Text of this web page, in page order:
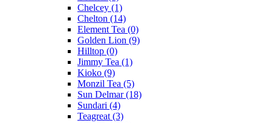
Chelcey (1)
Chelton (14)
Element Tea (0)
Golden Lion (9)
Hilltop (0)
Jimmy Tea (1)
Kioko (9)
Monzil Tea (5)
Sun Delmar(18)
Sundari (4)
Teagreat (3)